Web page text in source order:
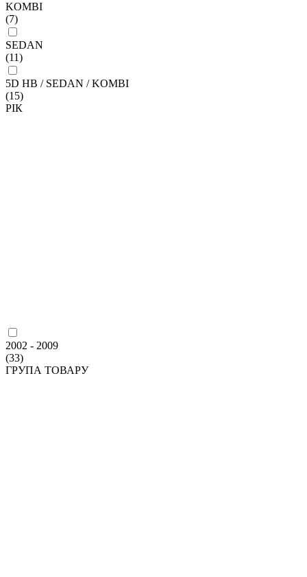
KOMBI
(7)
SEDAN
(11)
5D HB / SEDAN / KOMBI
(15)
РІК
2002 - 2009
(33)
ГРУПА ТОВАРУ